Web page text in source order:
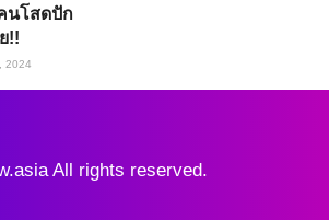
นโสดปัก
!!
2024
All rights reserved.